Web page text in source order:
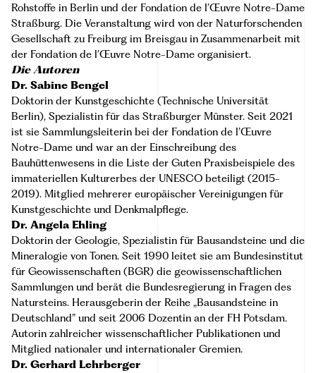
Rohstoffe in Berlin und der Fondation de l’Œuvre Notre-Dame
Straßburg. Die Veranstaltung wird von der Naturforschenden
Gesellschaft zu Freiburg im Breisgau in Zusammenarbeit mit
der Fondation de l’Œuvre Notre-Dame organisiert.
Die Autoren
Dr. Sabine Bengel
Doktorin der Kunstgeschichte (Technische Universität
Berlin), Spezialistin für das Straßburger Münster. Seit 2021
ist sie Sammlungsleiterin bei der Fondation de l’Œuvre
Notre-Dame und war an der Einschreibung des
Bauhüttenwesens in die Liste der Guten Praxisbeispiele des
immateriellen Kulturerbes der UNESCO beteiligt (2015-
2019). Mitglied mehrerer europäischer Vereinigungen für
Kunstgeschichte und Denkmalpflege.
Dr. Angela Ehling
Doktorin der Geologie, Spezialistin für Bausandsteine und die
Mineralogie von Tonen. Seit 1990 leitet sie am Bundesinstitut
für Geowissenschaften (BGR) die geowissenschaftlichen
Sammlungen und berät die Bundesregierung in Fragen des
Natursteins. Herausgeberin der Reihe „Bausandsteine in
Deutschland” und seit 2006 Dozentin an der FH Potsdam.
Autorin zahlreicher wissenschaftlicher Publikationen und
Mitglied nationaler und internationaler Gremien.
Dr. Gerhard Lehrberger